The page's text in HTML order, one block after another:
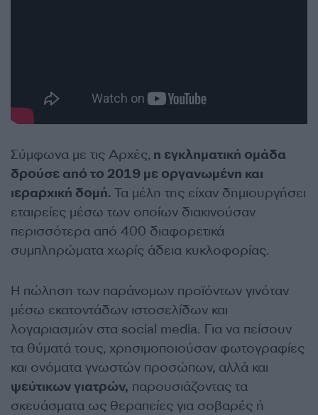
Σύμφωνα με τις Αρχές, η εγκληματική ομάδα
δρούσε από το 2019 με οργανωμένη και
ιεραρχική δομή. Τα μέλη της είχαν δημιουργήσει
εταιρείες μέσω των οποίων διακινούσαν
περισσότερα από 400 διαφορετικά
συμπληρώματα χωρίς άδεια κυκλοφορίας.
Η πώληση των παράνομων προϊόντων γινόταν
μέσω εκατοντάδων ιστοσελίδων και
λογαριασμών στα social media. Για να πείσουν
τα θύματά τους, χρησιμοποιούσαν φωτογραφίες
και ονόματα γνωστών προσώπων, αλλά και
ψεύτικων γιατρών, παρουσιάζοντας τα
σκευάσματα ως θεραπείες για σοβαρές ή